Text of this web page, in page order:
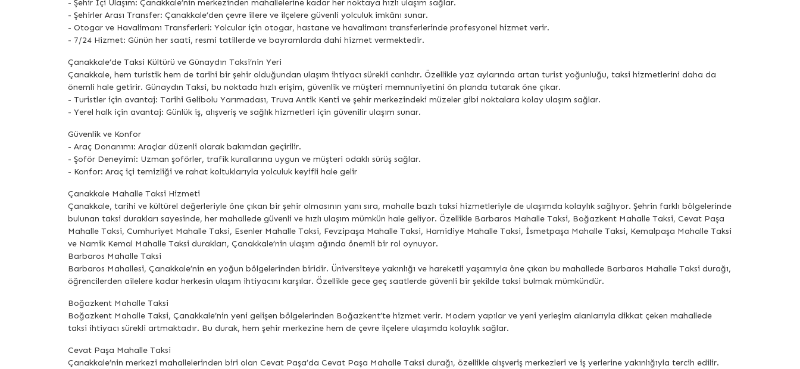
- Şehir İçi Ulaşım: Çanakkale’nin merkezinden mahallelerine kadar her noktaya hızlı ulaşım sağlar.
- Şehirler Arası Transfer: Çanakkale’den çevre illere ve ilçelere güvenli yolculuk imkânı sunar.
- Otogar ve Havalimanı Transferleri: Yolcular için otogar, hastane ve havalimanı transferlerinde profesyonel hizmet verir.
- 7/24 Hizmet: Günün her saati, resmi tatillerde ve bayramlarda dahi hizmet vermektedir.
Çanakkale’de Taksi Kültürü ve Günaydın Taksi’nin Yeri
Çanakkale, hem turistik hem de tarihi bir şehir olduğundan ulaşım ihtiyacı sürekli canlıdır. Özellikle yaz aylarında artan turist yoğunluğu, taksi hizmetlerini daha da
önemli hale getirir. Günaydın Taksi, bu noktada hızlı erişim, güvenlik ve müşteri memnuniyetini ön planda tutarak öne çıkar.
- Turistler için avantaj: Tarihi Gelibolu Yarımadası, Truva Antik Kenti ve şehir merkezindeki müzeler gibi noktalara kolay ulaşım sağlar.
- Yerel halk için avantaj: Günlük iş, alışveriş ve sağlık hizmetleri için güvenilir ulaşım sunar.
Güvenlik ve Konfor
- Araç Donanımı: Araçlar düzenli olarak bakımdan geçirilir.
- Şoför Deneyimi: Uzman şoförler, trafik kurallarına uygun ve müşteri odaklı sürüş sağlar.
- Konfor: Araç içi temizliği ve rahat koltuklarıyla yolculuk keyifli hale gelir
Çanakkale Mahalle Taksi Hizmeti
Çanakkale, tarihi ve kültürel değerleriyle öne çıkan bir şehir olmasının yanı sıra, mahalle bazlı taksi hizmetleriyle de ulaşımda kolaylık sağlıyor. Şehrin farklı bölgelerinde
bulunan taksi durakları sayesinde, her mahallede güvenli ve hızlı ulaşım mümkün hale geliyor. Özellikle Barbaros Mahalle Taksi, Boğazkent Mahalle Taksi, Cevat Paşa
Mahalle Taksi, Cumhuriyet Mahalle Taksi, Esenler Mahalle Taksi, Fevzipaşa Mahalle Taksi, Hamidiye Mahalle Taksi, İsmetpaşa Mahalle Taksi, Kemalpaşa Mahalle Taksi
ve Namik Kemal Mahalle Taksi durakları, Çanakkale’nin ulaşım ağında önemli bir rol oynuyor.
Barbaros Mahalle Taksi
Barbaros Mahallesi, Çanakkale’nin en yoğun bölgelerinden biridir. Üniversiteye yakınlığı ve hareketli yaşamıyla öne çıkan bu mahallede Barbaros Mahalle Taksi durağı,
öğrencilerden ailelere kadar herkesin ulaşım ihtiyacını karşılar. Özellikle gece geç saatlerde güvenli bir şekilde taksi bulmak mümkündür.
Boğazkent Mahalle Taksi
Boğazkent Mahalle Taksi, Çanakkale’nin yeni gelişen bölgelerinden Boğazkent’te hizmet verir. Modern yapılar ve yeni yerleşim alanlarıyla dikkat çeken mahallede
taksi ihtiyacı sürekli artmaktadır. Bu durak, hem şehir merkezine hem de çevre ilçelere ulaşımda kolaylık sağlar.
Cevat Paşa Mahalle Taksi
Çanakkale’nin merkezi mahallelerinden biri olan Cevat Paşa’da Cevat Paşa Mahalle Taksi durağı, özellikle alışveriş merkezleri ve iş yerlerine yakınlığıyla tercih edilir.